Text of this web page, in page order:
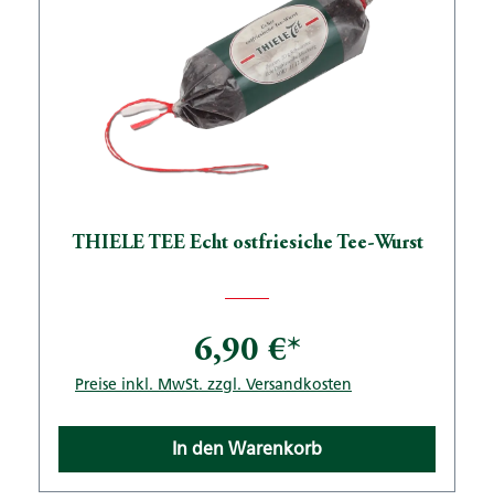
THIELE TEE Echt ostfriesiche Tee-Wurst
6,90 €*
Preise inkl. MwSt. zzgl. Versandkosten
In den Warenkorb